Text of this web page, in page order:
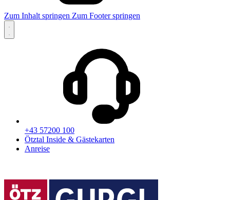
Zum Inhalt springen Zum Footer springen
+43 57200 100
Ötztal Inside & Gästekarten
Anreise